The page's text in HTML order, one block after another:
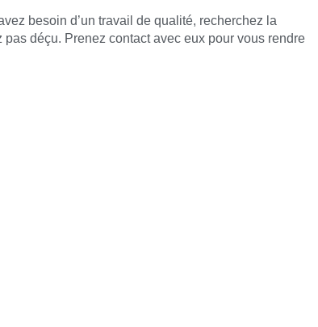
besoin d’un travail de qualité, recherchez la
déçu. Prenez contact avec eux pour vous rendre